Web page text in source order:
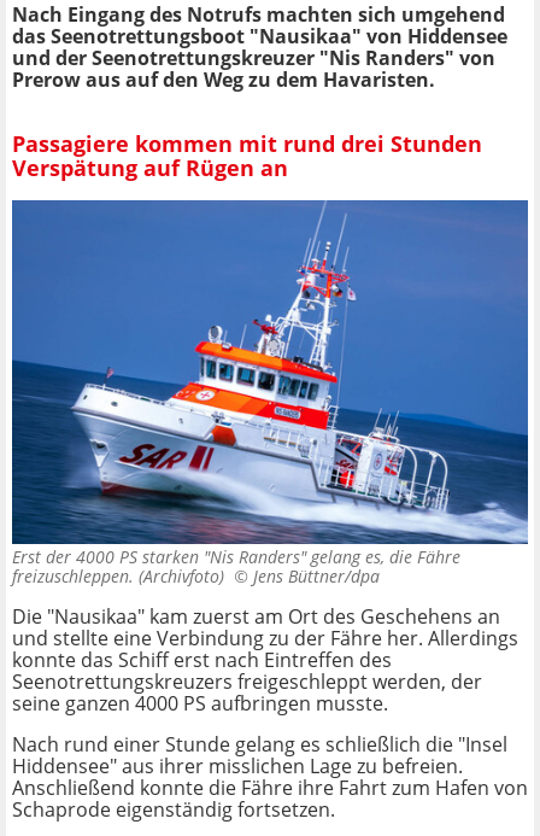
Nach Eingang des Notrufs machten sich umgehend
das Seenotrettungsboot "Nausikaa" von Hiddensee
und der Seenotrettungskreuzer "Nis Randers" von
Prerow aus auf den Weg zu dem Havaristen.
Passagiere kommen mit rund drei Stunden
Verspätung auf Rügen an
Erst der 4000 PS starken "Nis Randers" gelang es, die Fähre
freizuschleppen. (Archivfoto) © Jens Büttner/dpa
Die "Nausikaa" kam zuerst am Ort des Geschehens an
und stellte eine Verbindung zu der Fähre her. Allerdings
konnte das Schiff erst nach Eintreffen des
Seenotrettungskreuzers freigeschleppt werden, der
seine ganzen 4000 PS aufbringen musste.
Nach rund einer Stunde gelang es schließlich die "Insel
Hiddensee" aus ihrer misslichen Lage zu befreien.
Anschließend konnte die Fähre ihre Fahrt zum Hafen von
Schaprode eigenständig fortsetzen.